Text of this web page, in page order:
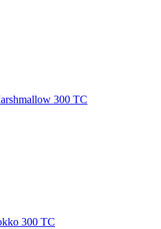
300 ТС
300 TC